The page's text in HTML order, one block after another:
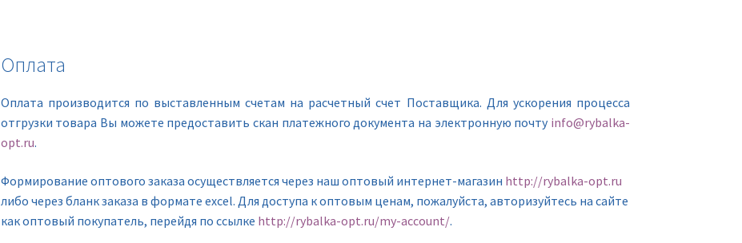
Оплата
Оплата производится по выставленным счетам на расчетный счет Поставщика. Для ускорения процесса
отгрузки товара Вы можете предоставить скан платежного документа на электронную почту info@rybalka-
opt.ru.
Формирование оптового заказа осуществляется через наш оптовый интернет-магазин http://rybalka-opt.ru
либо через бланк заказа в формате excel. Для доступа к оптовым ценам, пожалуйста, авторизуйтесь на сайте
как оптовый покупатель, перейдя по ссылке http://rybalka-opt.ru/my-account/.